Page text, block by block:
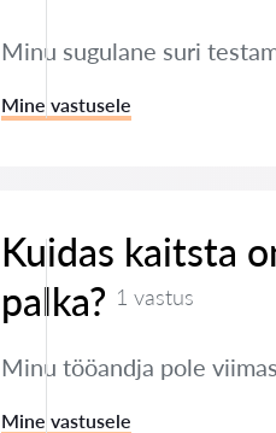
Minu sugulane suri
Mine vastusele
Kuidas kaitsta
palka? 1 vastus
Minu tööandja pole
Mine vastusele